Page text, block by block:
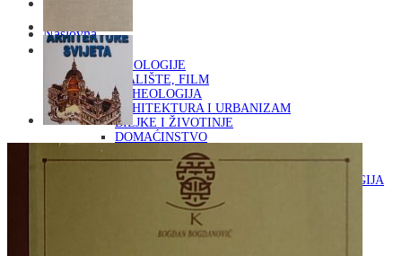
Naslovna
KNJIGE
OD ARHEOLOGIJE
DO KAZALIŠTE, FILM
ARHEOLOGIJA
ARHITEKTURA I URBANIZAM
BILJKE I ŽIVOTINJE
DOMAĆINSTVO
ENCIKLOPEDIJE I LEKSIKONI
ETNOLOGIJA
FILOZOFIJA, SOCIOLOGIJA, ANTROPOLOGIJA
FOTOGRAFIJA
GLAZBENA UMJETNOST
KAZALIŠTE, FILM
OD KNJIŽEVNOST